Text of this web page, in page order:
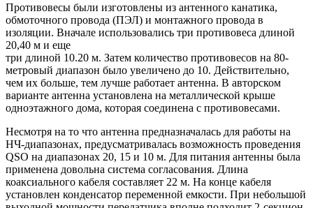
Противовесы были изготовлены из антенного канатика,
обмоточного провода (ПЭЛ) и монтажного провода в
изоляции. Вначале использовались три противовеса длиной
20,40 м и еще
три длиной 10.20 м. Затем количество противовесов на 80-
метровый диапазон было увеличено до 10. Действительно,
чем их больше, тем лучше работает антенна. В авторском
варианте антенна установлена на металлической крыше
одноэтажного дома, которая соединена с противовесами.
Несмотря на то что антенна предназначалась для работы на
НЧ-диапазонах, предусматривалась возможность проведения
QSO на диапазонах 20, 15 и 10 м. Для питания антенны была
применена довольна система согласования. Длина
коаксиального кабеля составляет 22 м. На конце кабеля
установлен конденсатор переменной емкости. При небольшой